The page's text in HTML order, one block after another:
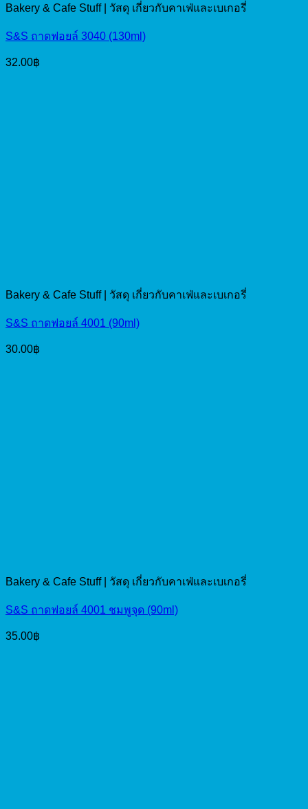
Bakery & Cafe Stuff | วัสดุ เกี่ยวกับคาเฟ่และเบเกอรี่
S&S ถาดฟอยล์ 3040 (130ml)
32.00฿
Bakery & Cafe Stuff | วัสดุ เกี่ยวกับคาเฟ่และเบเกอรี่
S&S ถาดฟอยล์ 4001 (90ml)
30.00฿
Bakery & Cafe Stuff | วัสดุ เกี่ยวกับคาเฟ่และเบเกอรี่
S&S ถาดฟอยล์ 4001 ชมพูจุด (90ml)
35.00฿